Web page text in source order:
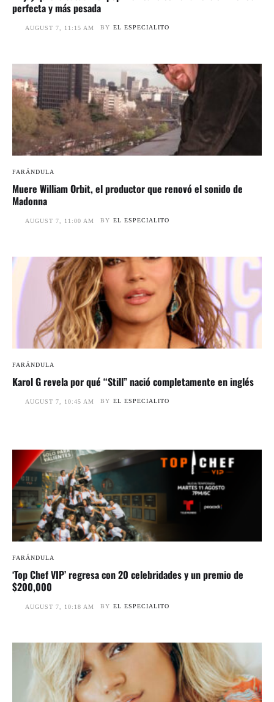
perfecta y más pesada
AUGUST 7, 11:15 AM BY EL ESPECIALITO
FARÁNDULA
Muere William Orbit, el productor que renovó el sonido de
Madonna
AUGUST 7, 11:00 AM BY EL ESPECIALITO
FARÁNDULA
Karol G revela por qué “Still” nació completamente en inglés
AUGUST 7, 10:45 AM BY EL ESPECIALITO
FARÁNDULA
‘Top Chef VIP’ regresa con 20 celebridades y un premio de
$200,000
AUGUST 7, 10:18 AM BY EL ESPECIALITO